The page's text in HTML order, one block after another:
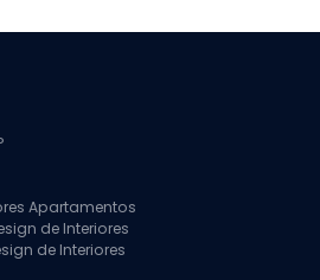
Apartamentos
de Interiores
de Interiores